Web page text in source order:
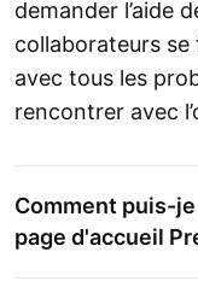
demander l’aide
collaborateurs
avec tous les
rencontrer avec
Comment puis-
page d'accueil